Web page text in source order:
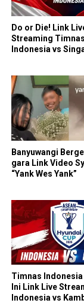
Do or Die! Link
Streaming Timnas
Indonesia vs
Banyuwangi
gara Link Video
“Yank Wes Yank”
Timnas Indonesia
Ini Link Live
Indonesia vs